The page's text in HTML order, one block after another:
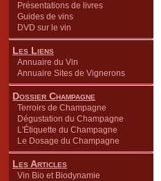
Présentations de livres
Guides de vins
DVD sur le vin
Les Liens
Annuaire du Vin
Annuaire Sites de Vignerons
Dossier Champagne
Terroirs de Champagne
Dégustation du Champagne
L'Étiquette du Champagne
Le Dosage du Champagne
Les Articles
Vin Bio et Biodynamie